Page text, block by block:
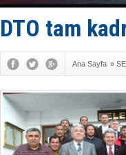
DTO tam
Ana Sayfa »